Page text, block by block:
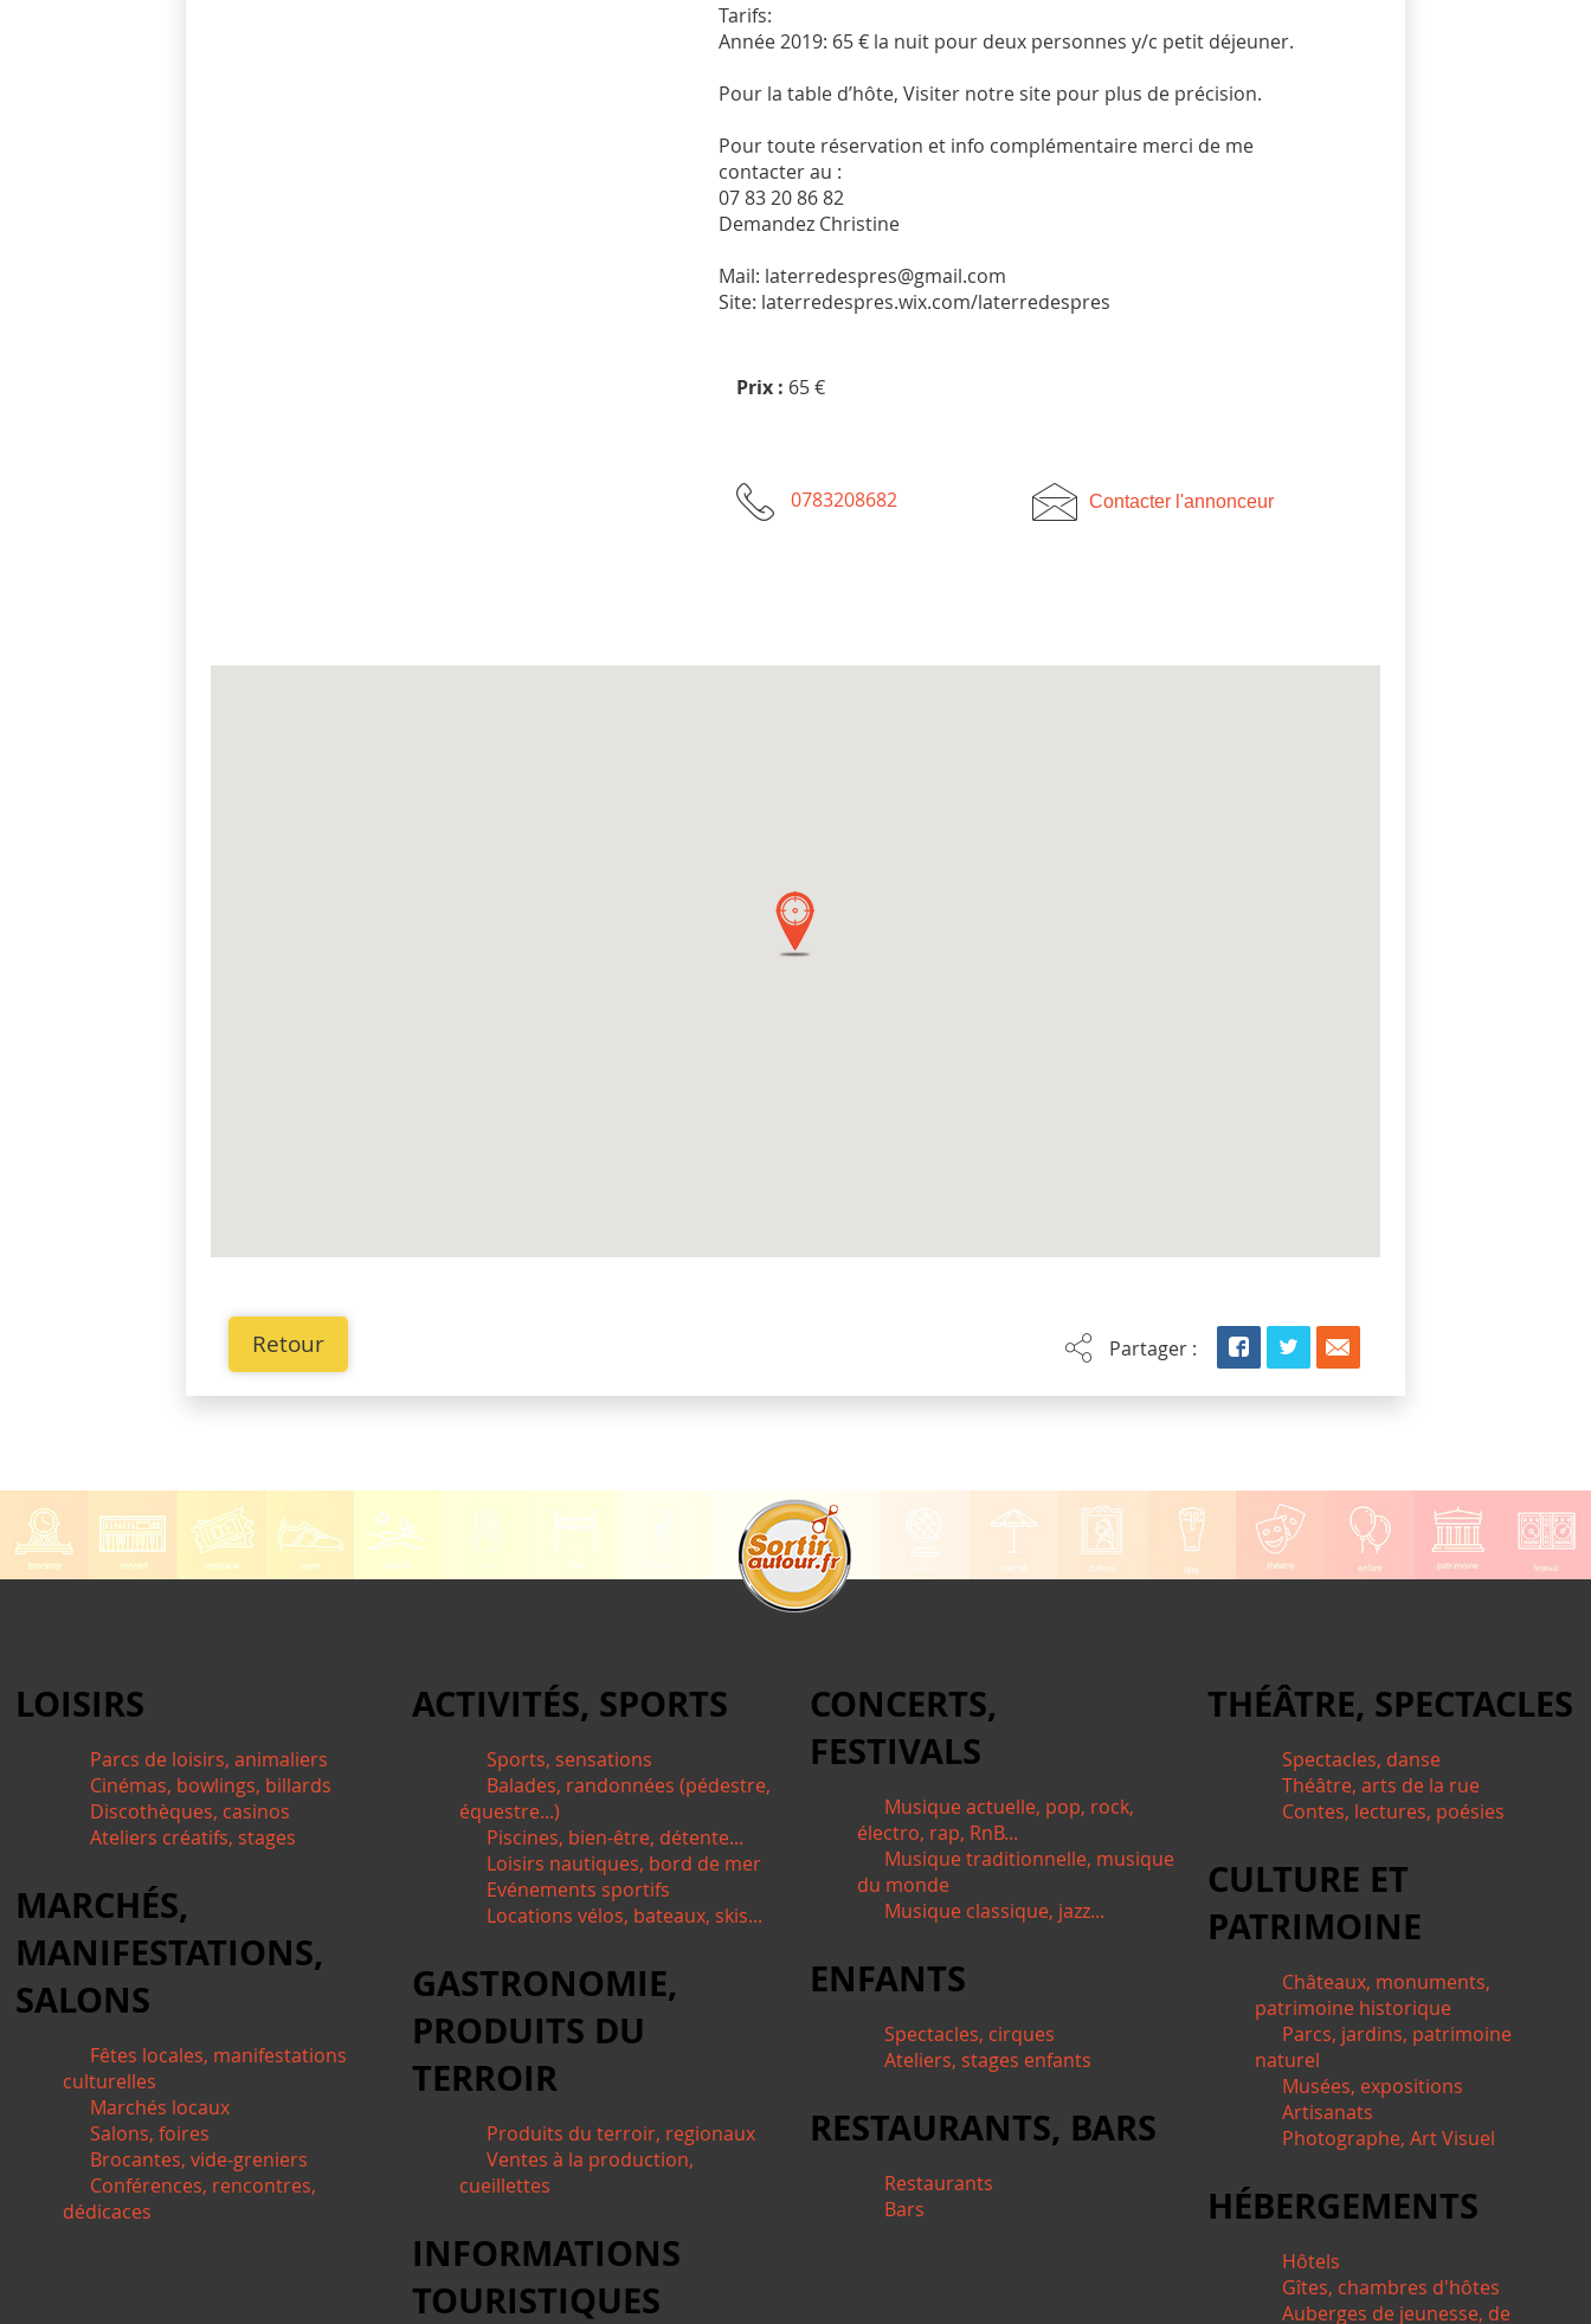
Tarifs:
Année 2019: 65 € la nuit pour deux personnes y/c petit déjeuner.
Pour la table d’hôte, Visiter notre site pour plus de précision.
Pour toute réservation et info complémentaire merci de me
contacter au :
07 83 20 86 82
Demandez Christine
Mail: laterredespres@gmail.com
Site: laterredespres.wix.com/laterredespres
Prix : 65 €
0783208682 Contacter l'annonceur
Retour Partager :
LOISIRS
Parcs de loisirs, animaliers
Cinémas, bowlings, billards
Discothèques, casinos
Ateliers créatifs, stages
ACTIVITÉS, SPORTS
Sports, sensations
Balades, randonnées (pédestre,
équestre...)
Piscines, bien-être, détente...
Loisirs nautiques, bord de mer
Evénements sportifs
Locations vélos, bateaux, skis...
CONCERTS,
FESTIVALS
Musique actuelle, pop, rock,
électro, rap, RnB...
Musique traditionnelle, musique
du monde
Musique classique, jazz...
THÉÂTRE, SPECTACLES
Spectacles, danse
Théâtre, arts de la rue
Contes, lectures, poésies
CULTURE ET
PATRIMOINE
Châteaux, monuments,
patrimoine historique
Parcs, jardins, patrimoine
naturel
Musées, expositions
Artisanats
Photographe, Art Visuel
MARCHÉS,
MANIFESTATIONS,
SALONS
Fêtes locales, manifestations
culturelles
Marchés locaux
Salons, foires
Brocantes, vide-greniers
Conférences, rencontres,
dédicaces
ENFANTS
Spectacles, cirques
Ateliers, stages enfants
GASTRONOMIE,
PRODUITS DU
TERROIR
Produits du terroir, regionaux
Ventes à la production,
cueillettes
RESTAURANTS, BARS
Restaurants
Bars
HÉBERGEMENTS
Hôtels
Gîtes, chambres d'hôtes
Auberges de jeunesse, de
INFORMATIONS
TOURISTIQUES